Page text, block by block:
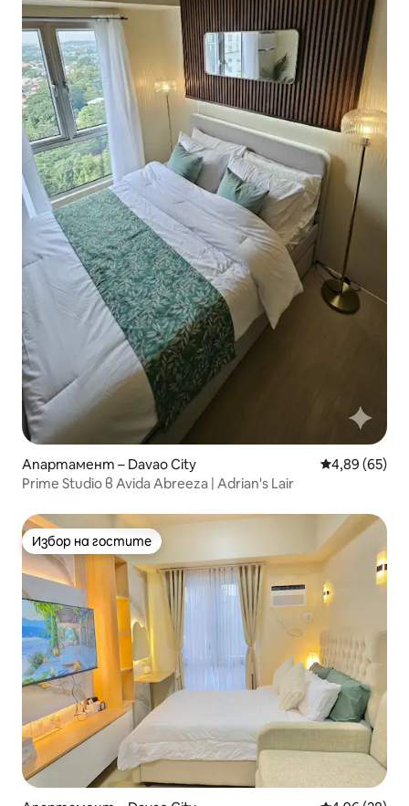
Апартамент – Davao City Средна
4,89 (65)
Prime Studio в Avida Abreeza | Adrian's Lair
Избор на гостите
Избор на гостите